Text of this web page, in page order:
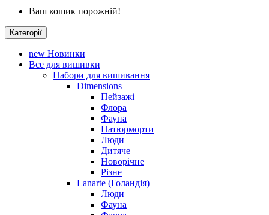
Ваш кошик порожній!
Категорії
new Новинки
Все для вишивки
Набори для вишивання
Dimensions
Пейзажі
Флора
Фауна
Натюрморти
Люди
Дитяче
Новорічне
Різне
Lanarte (Голандія)
Люди
Фауна